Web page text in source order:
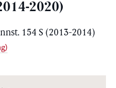
2020)
154 S (2013-2014)